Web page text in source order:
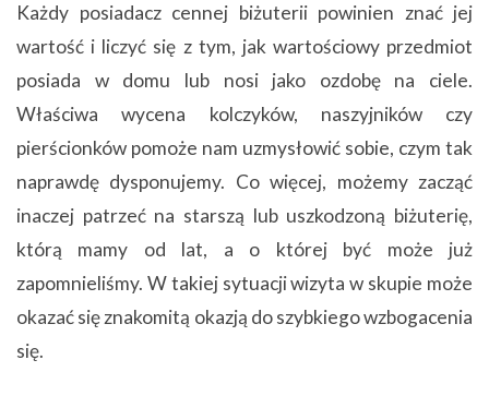
Każdy posiadacz cennej biżuterii powinien znać jej
wartość i liczyć się z tym, jak wartościowy przedmiot
posiada w domu lub nosi jako ozdobę na ciele.
Właściwa wycena kolczyków, naszyjników czy
pierścionków pomoże nam uzmysłowić sobie, czym tak
naprawdę dysponujemy. Co więcej, możemy zacząć
inaczej patrzeć na starszą lub uszkodzoną biżuterię,
którą mamy od lat, a o której być może już
zapomnieliśmy. W takiej sytuacji wizyta w skupie może
okazać się znakomitą okazją do szybkiego wzbogacenia
się.